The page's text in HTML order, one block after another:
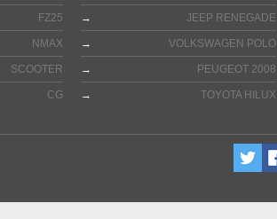
FZ25
NMAX
SCOOTER
CG
→ JEEP RENEGADE
→ VOLKSWAGEN POLO
→ PEUGEOT 2008
→ TOYOTA HILUX